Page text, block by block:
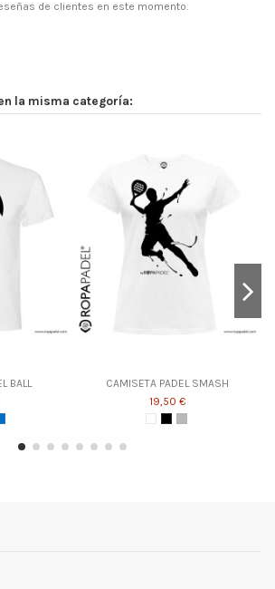
de clientes en este momento.
la misma categoría:
BALL
CAMISETA PADEL SMASH
19,50 €